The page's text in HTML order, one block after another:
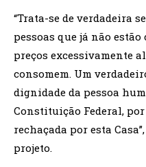
“Trata-se de verdadeira
pessoas que já não
preços excessivamente
consomem. Um
dignidade da pessoa
Constituição Federal,
rechaçada por esta
projeto.